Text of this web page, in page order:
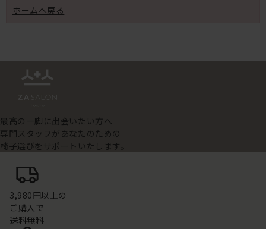
ホームへ戻る
最高の一脚に出会いたい方へ
専門スタッフがあなたのための
椅子選びをサポートいたします。
3,980円以上の
ご購入で
送料無料